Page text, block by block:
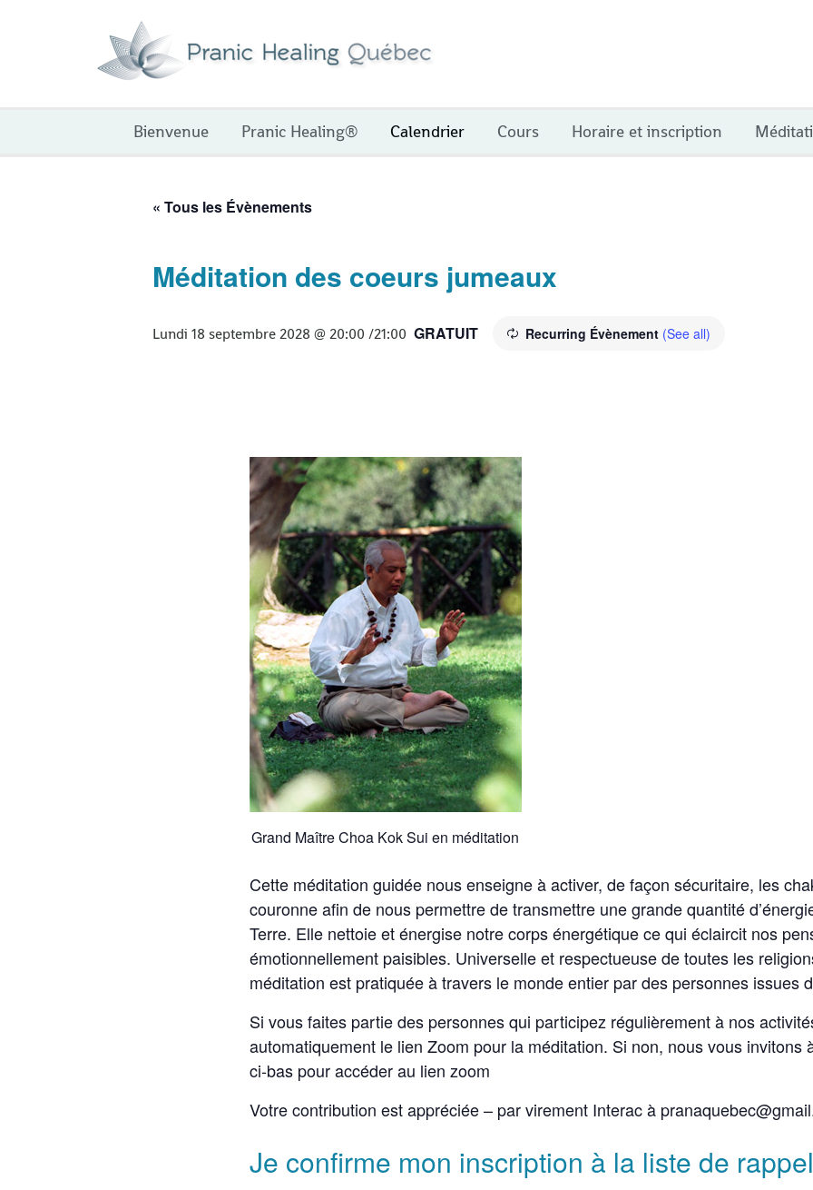
Bienvenue Pranic Healing® Calendrier Cours Horaire et inscription
« Tous les Évènements
Méditation des coeurs jumeaux
Lundi 18 septembre 2028 @ 20:00 /21:00 Recurring Évènement (See all)
GRATUIT
Grand Maître Choa Kok Sui en méditation
Cette méditation guidée nous enseigne à activer, de façon sécuritaire, les
couronne afin de nous permettre de transmettre une grande quantité
Terre. Elle nettoie et énergise notre corps énergétique ce qui éclaircit nos
émotionnellement paisibles. Universelle et respectueuse de toutes les
méditation est pratiquée à travers le monde entier par des personnes issues
Si vous faites partie des personnes qui participez régulièrement à nos
automatiquement le lien Zoom pour la méditation. Si non, nous vous invitons
ci-bas pour accéder au lien zoom
Votre contribution est appréciée – par virement Interac à
Je confirme mon inscription à la liste de